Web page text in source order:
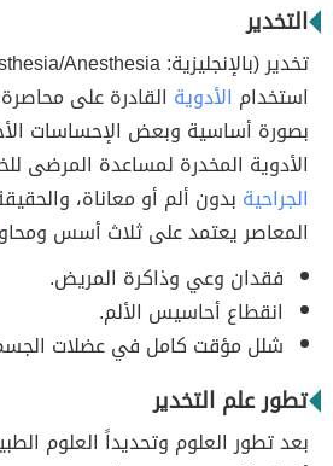
التخدير
استخدام الأدوية القادرة على
بصورة أساسية وبعض الإحساسات
الأدوية المخدرة لمساعدة المرضى
الجراحية بدون ألم أو معاناة،
المعاصر يعتمد على ثلاث أسس
فقدان وعي وذاكرة المريض.
انقطاع أحاسيس الألم.
شلل مؤقت كامل في عضلات
تطور علم التخدير
بعد تطور العلوم وتحديداً العلوم